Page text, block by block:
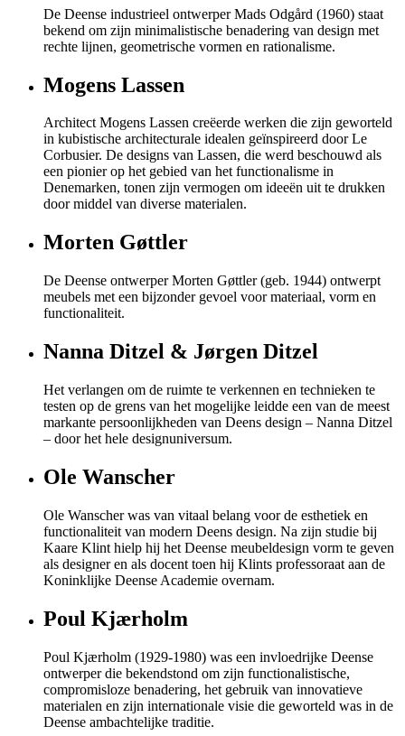
De Deense industrieel ontwerper Mads Odgård (1960) staat
bekend om zijn minimalistische benadering van design met
rechte lijnen, geometrische vormen en rationalisme.
Mogens Lassen
Architect Mogens Lassen creëerde werken die zijn geworteld
in kubistische architecturale idealen geïnspireerd door Le
Corbusier. De designs van Lassen, die werd beschouwd als
een pionier op het gebied van het functionalisme in
Denemarken, tonen zijn vermogen om ideeën uit te drukken
door middel van diverse materialen.
Morten Gøttler
De Deense ontwerper Morten Gøttler (geb. 1944) ontwerpt
meubels met een bijzonder gevoel voor materiaal, vorm en
functionaliteit.
Nanna Ditzel & Jørgen Ditzel
Het verlangen om de ruimte te verkennen en technieken te
testen op de grens van het mogelijke leidde een van de meest
markante persoonlijkheden van Deens design – Nanna Ditzel
– door het hele designuniversum.
Ole Wanscher
Ole Wanscher was van vitaal belang voor de esthetiek en
functionaliteit van modern Deens design. Na zijn studie bij
Kaare Klint hielp hij het Deense meubeldesign vorm te geven
als designer en als docent toen hij Klints professoraat aan de
Koninklijke Deense Academie overnam.
Poul Kjærholm
Poul Kjærholm (1929-1980) was een invloedrijke Deense
ontwerper die bekendstond om zijn functionalistische,
compromisloze benadering, het gebruik van innovatieve
materialen en zijn internationale visie die geworteld was in de
Deense ambachtelijke traditie.